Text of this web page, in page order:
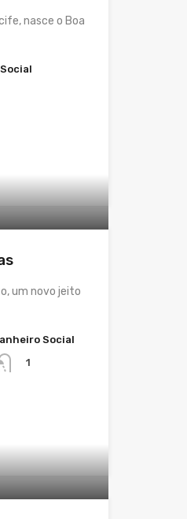
nasce o Boa
um novo jeito
Social
1